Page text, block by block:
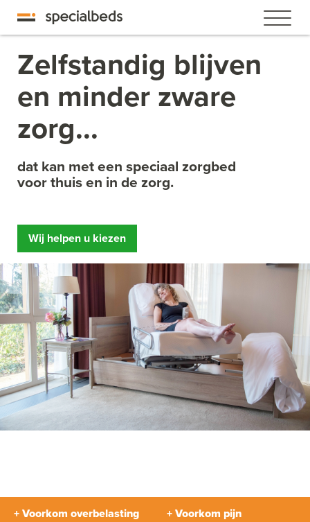
Zelfstandig blijven
en minder zware
zorg...
dat kan met een speciaal zorgbed
voor thuis en in de zorg.
Wij helpen u kiezen
+ Voorkom overbelasting + Voorkom pijn